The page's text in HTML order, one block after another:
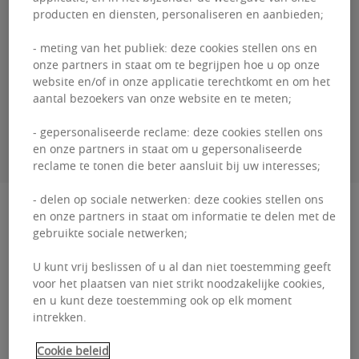
Guillaume
+3226431035
CONTACTEER MIJ
Beschrijving
combineert de futuristische glamour van de
Ghelamco Arena met de uitnodigende vibe van
Ghelamco
producten en diensten, personaliseren en aanbieden;
- meting van het publiek: deze cookies stellen ons en
onze partners in staat om te begrijpen hoe u op onze
website en/of in onze applicatie terechtkomt en om het
aantal bezoekers van onze website en te meten;
- gepersonaliseerde reclame: deze cookies stellen ons
en onze partners in staat om u gepersonaliseerde
reclame te tonen die beter aansluit bij uw interesses;
- delen op sociale netwerken: deze cookies stellen ons
en onze partners in staat om informatie te delen met de
gebruikte sociale netwerken;
U kunt vrij beslissen of u al dan niet toestemming geeft
voor het plaatsen van niet strikt noodzakelijke cookies,
en u kunt deze toestemming ook op elk moment
intrekken.
Cookie beleid